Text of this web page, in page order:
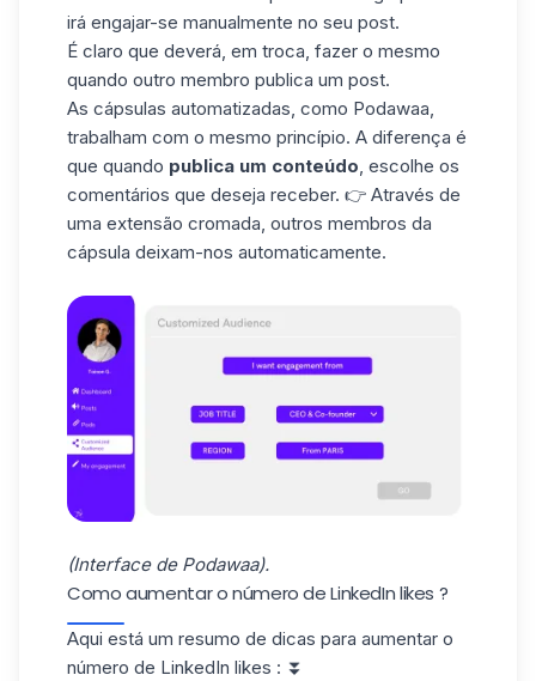
irá engajar-se manualmente no seu post.
É claro que deverá, em troca, fazer o mesmo
quando outro membro publica um post.
As cápsulas automatizadas, como Podawaa,
trabalham com o mesmo princípio. A diferença é
que quando publica um conteúdo, escolhe os
comentários que deseja receber. 👉 Através de
uma extensão cromada, outros membros da
cápsula deixam-nos automaticamente.
(Interface de Podawaa).
Como aumentar o número de LinkedIn likes ?
Aqui está um resumo de dicas para aumentar o
número de LinkedIn likes : ⏬